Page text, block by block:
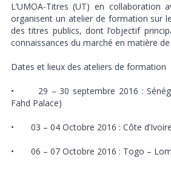
L’UMOA-Titres (UT) en collaboration
organisent un atelier de formation sur
des titres publics, dont l’objectif
connaissances du marché en matière
Dates et lieux des ateliers de formation
• 29 – 30 septembre 2016 :
Fahd Palace)
• 03 – 04 Octobre 2016 : Côte d’Ivoire
• 06 – 07 Octobre 2016 : Togo –